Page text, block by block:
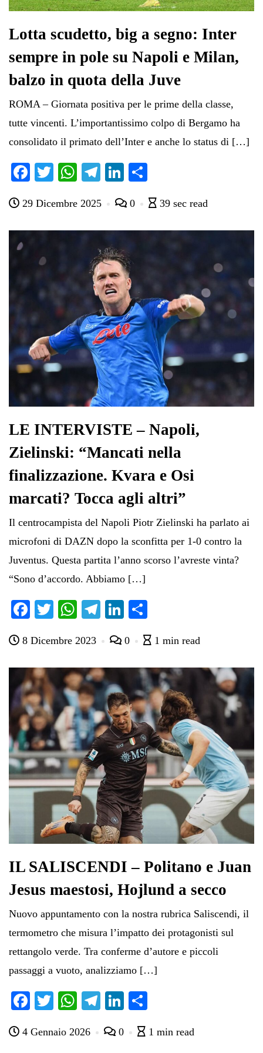
Lotta scudetto, big a segno: Inter
sempre in pole su Napoli e Milan,
balzo in quota della Juve
ROMA – Giornata positiva per le prime della classe,
tutte vincenti. L’importantissimo colpo di Bergamo ha
consolidato il primato dell’Inter e anche lo status di […]
Fa
bo
ok
T
tte
r
W
ts
A
Te
gr
a
m
Li
ed
In
di
vi
29 Dicembre 2025 0 39 sec read
LE INTERVISTE – Napoli,
Zielinski: “Mancati nella
finalizzazione. Kvara e Osi
marcati? Tocca agli altri”
Il centrocampista del Napoli Piotr Zielinski ha parlato ai
microfoni di DAZN dopo la sconfitta per 1-0 contro la
Juventus. Questa partita l’anno scorso l’avreste vinta?
“Sono d’accordo. Abbiamo […]
Fa
bo
ok
T
tte
r
W
ts
A
pp
Te
gr
a
m
Li
ed
In
di
vi
di
8 Dicembre 2023 0 1 min read
IL SALISCENDI – Politano e Juan
Jesus maestosi, Hojlund a secco
Nuovo appuntamento con la nostra rubrica Saliscendi, il
termometro che misura l’impatto dei protagonisti sul
rettangolo verde. Tra conferme d’autore e piccoli
passaggi a vuoto, analizziamo […]
Fa
bo
T
tte
W
ts
Te
gr
Li
ed di
4 Gennaio 2026 0 1 min read